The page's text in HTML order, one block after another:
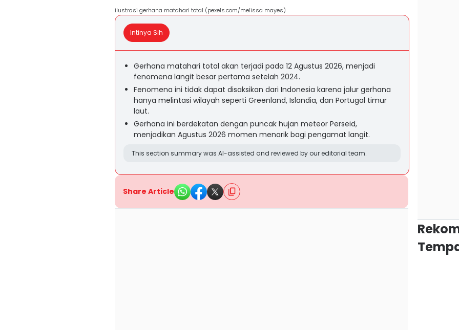
ilustrasi gerhana matahari total (pexels.com/melissa mayes)
Intinya Sih
Gerhana matahari total akan terjadi pada 12 Agustus 2026, menjadi
fenomena langit besar pertama setelah 2024.
Fenomena ini tidak dapat disaksikan dari Indonesia karena jalur gerhana
hanya melintasi wilayah seperti Greenland, Islandia, dan Portugal timur
laut.
Gerhana ini berdekatan dengan puncak hujan meteor Perseid,
menjadikan Agustus 2026 momen menarik bagi pengamat langit.
This section summary was AI-assisted and reviewed by our editorial team.
Share Article